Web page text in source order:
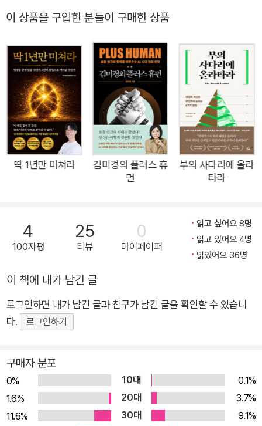
오북 등 다양한 방식으로 성공 공식을 전하는데, 그중 가장 접하
요할 때마다 다시 꺼내 볼 수 있으며, 무궁무진한 가치를 가지고
있고, 비교적 저렴하기까지 하다. 그러나 우리는 “성공하고 싶
다.”, “부자 되고 싶다.”라고 숨 쉬듯 이야기하면서도 그들이 남긴
지혜를 제대로 활용하지 못한다. 그저 흘려듣거나 무심히 넘길 뿐
이다. 이 책의 저자인 리치파카 역시 크게 다르지 않은 삶을 살았
다. 그는 무수저 흙수저로 태어나 가난 속에서 자랐다. “돈은 무
조건 저축해야 한다.”는 말과 “빚은 절대 안 된다.”는 좁은 경제관
념 속에서 성장하며, 등록금 때문에 직업군인을 선택할 정도로 힘
겨운 청년기를 보냈다. 그러던 어느 날, 그는 깨달았다. “가난에
시, 아니 4시 30분에 일어나기 시작했다. 이동하는 짧은 시간에
도 오디오북으로 그들의 음성을 들었다. 그렇게 매년 100권의 자
과, 그는 평범한 청년에서 억대 자산가로 거듭났다. 이처럼 우리
의 성공 확률은 0이 아니다. 계속해서 더하고 곱하면 성공의 확률
은 기하급수적으로 불어난다. 《부자들의 서재》는 그가 수년간 독
파한 책 중에서 가장 강력한 영향력을 끼친 30권을 엄선해 담은
의 도구들》 등 스테디셀러가 된 부자들의 책 30권에서 핵심을 읽
어 내고 그것을 삶에 적용하는 방법을 포착했다. 이 책은 단순히
부자들이 읽는 책을 정리한 요약본이 아니다. 부자들의 철학, 전
략, 그리고 행동 방식을 당신의 삶에 적용할 수 있는 가이드다. 평
이 상품을 구입한 분들이 구매한 상품
딱 1년만 미쳐라
김미경의 플러스 휴
먼
부의 사다리에 올라
타라
4
100자평
25
리뷰
0
마이페이퍼
읽고 싶어요 8명
읽고 있어요 4명
읽었어요 36명
이 책에 내가 남긴 글
로그인하면 내가 남긴 글과 친구가 남긴 글을 확인할 수 있습니
다.
로그인하기
구매자 분포
0% 10대
0.1%
1.6%
20대
3.7%
11.6%
30대
9.1%